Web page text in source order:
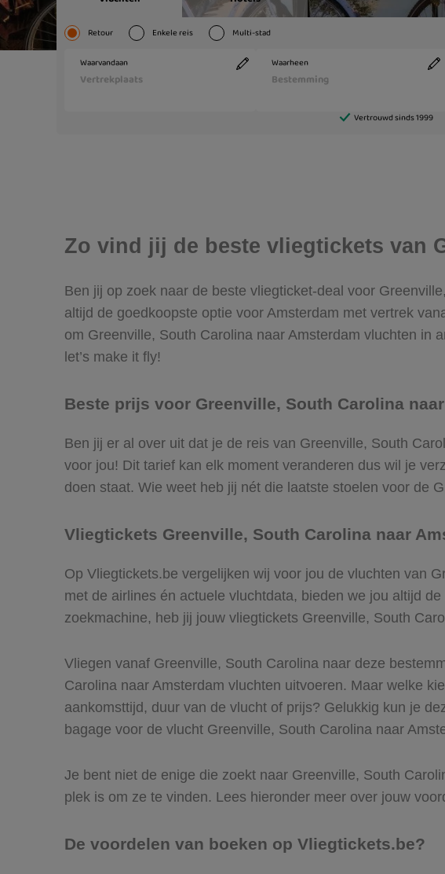
Zo vind jij de beste vliegtickets van
Ben jij op zoek naar de beste vliegticket-deal voor
altijd de goedkoopste optie voor Amsterdam met vertrek
om Greenville, South Carolina naar Amsterdam vluchten in
let’s make it fly!
Beste prijs voor Greenville, South Carolina
Ben jij er al over uit dat je de reis van Greenville, South
voor jou! Dit tarief kan elk moment veranderen dus wil je
doen staat. Wie weet heb jij nét die laatste stoelen voor de
Vliegtickets Greenville, South Carolina naar
Op Vliegtickets.be vergelijken wij voor jou de vluchten van
met de airlines én actuele vluchtdata, bieden we jou altijd
zoekmachine, heb jij jouw vliegtickets Greenville, South
Vliegen vanaf Greenville, South Carolina naar deze
Carolina naar Amsterdam vluchten uitvoeren. Maar welke
aankomsttijd, duur van de vlucht of prijs? Gelukkig kun je
bagage voor de vlucht Greenville, South Carolina naar
Je bent niet de enige die zoekt naar Greenville, South
plek is om ze te vinden. Lees hieronder meer over jouw
De voordelen van boeken op Vliegtickets.be?